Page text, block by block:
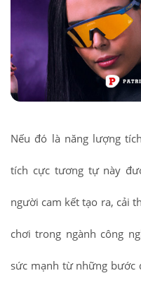
Nếu đó là năng lượng
tích cực tương tự này
người cam kết tạo ra, cải
chơi trong ngành công
sức mạnh từ những bước